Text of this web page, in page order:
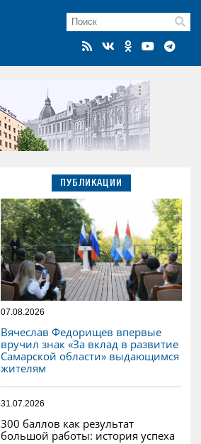
ПУБЛИКАЦИИ
07.08.2026
Вячеслав Федорищев впервые
вручил знак «За вклад в развитие
Самарской области» выдающимся
жителям
31.07.2026
300 баллов как результат
большой работы: история успеха